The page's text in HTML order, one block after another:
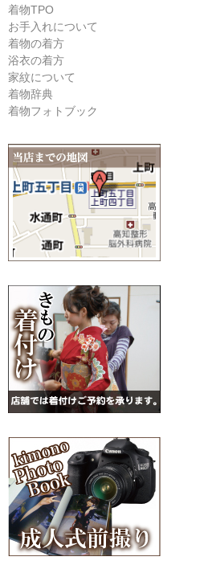
着物TPO
お手入れについて
着物の着方
浴衣の着方
家紋について
着物辞典
着物フォトブック